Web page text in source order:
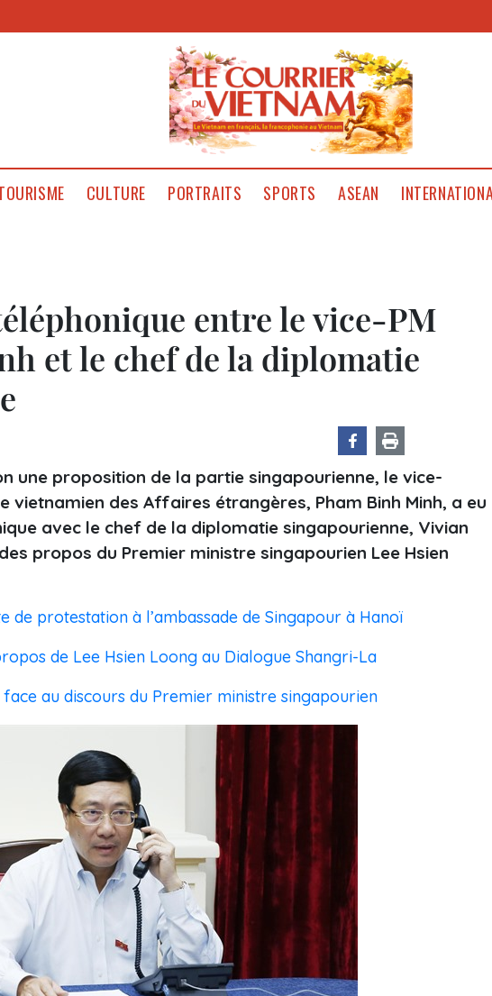
CULTURE PORTRAITS SPORTS ASEAN
entre le vice-PM
et le chef de la diplomatie
une proposition de la partie singapourienne, le vice-
vietnamien des Affaires étrangères, Pham Binh Minh, a eu
avec le chef de la diplomatie singapourienne, Vivian
propos du Premier ministre singapourien Lee Hsien
de protestation à l’ambassade de Singapour à Hanoï
de Lee Hsien Loong au Dialogue Shangri-La
au discours du Premier ministre singapourien